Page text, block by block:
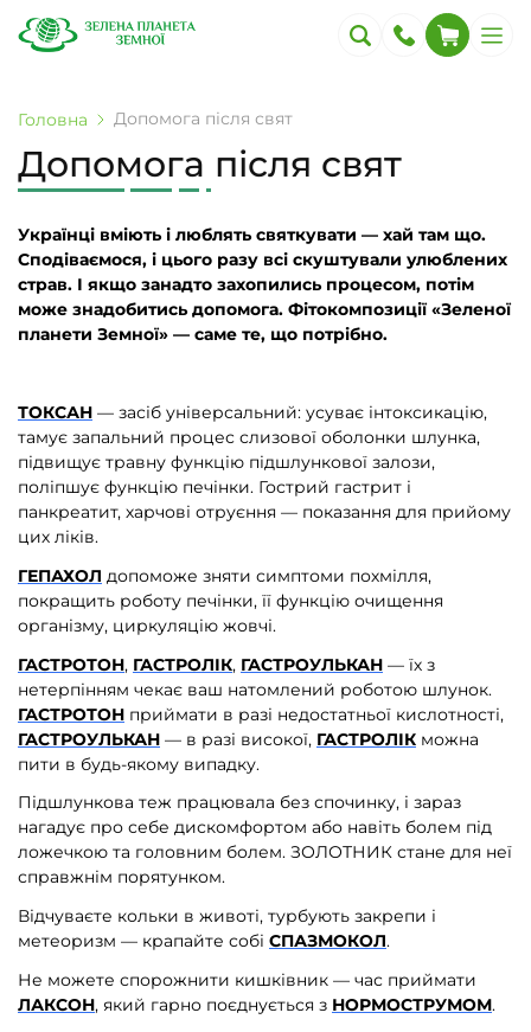
Головна Допомога після свят
Допомога після свят
Українці вміють і люблять святкувати — хай там що.
Сподіваємося, і цього разу всі скуштували улюблених
страв. І якщо занадто захопились процесом, потім
може знадобитись допомога. Фітокомпозиції «Зеленої
планети Земної» — саме те, що потрібно.
ТОКСАН — засіб універсальний: усуває інтоксикацію,
тамує запальний процес слизової оболонки шлунка,
підвищує травну функцію підшлункової залози,
поліпшує функцію печінки. Гострий гастрит і
панкреатит, харчові отруєння — показання для прийому
цих ліків.
ГЕПАХОЛ допоможе зняти симптоми похмілля,
покращить роботу печінки, її функцію очищення
організму, циркуляцію жовчі.
ГАСТРОТОН, ГАСТРОЛІК, ГАСТРОУЛЬКАН — їх з
нетерпінням чекає ваш натомлений роботою шлунок.
ГАСТРОТОН приймати в разі недостатньої кислотності,
ГАСТРОУЛЬКАН — в разі високої, ГАСТРОЛІК можна
пити в будь-якому випадку.
Підшлункова теж працювала без спочинку, і зараз
нагадує про себе дискомфортом або навіть болем під
ложечкою та головним болем. ЗОЛОТНИК стане для неї
справжнім порятунком.
Відчуваєте кольки в животі, турбують закрепи і
метеоризм — крапайте собі СПАЗМОКОЛ.
Не можете спорожнити кишківник — час приймати
ЛАКСОН, який гарно поєднується з НОРМОСТРУМОМ.